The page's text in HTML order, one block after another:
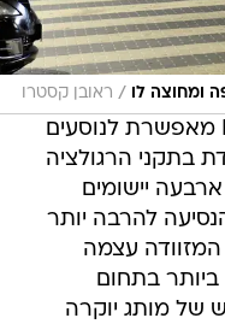
ומחוצה לו / ראובן קסטרו
המזוודה החדשה של ROLLINK מאפשרת לנוסעים
בתקני הרגולציה
יישומים
להרבה יותר
עצמה
בתחום
של מותג יוקרה